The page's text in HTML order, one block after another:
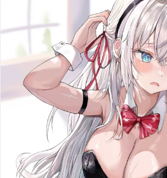
Автор : @zxcmobile